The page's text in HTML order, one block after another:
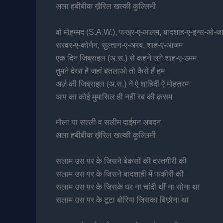
अला हबीबीक ख़ैरिल खल्की कुल्लिमी
वो मोहम्मद (S.A.W.), फख्र-ए-आलम, बादशाह-ए-इन्स-ओ-
सरवर-ए-कोनैन, सुल्तान-ए-अरब, शाह-ए-आजम
एक दिन जिब्राइल (अ.स.) से कहने लगे शाह-ए-उमम
तुमने देखा है जहां बतलाओ तो कैसे हैं हम
अर्ज़ की जिब्राइल (अ.स.) ने ऐ शाहिदी ऐ मोहतरम
आप का कोई मुमासिल ही नहीं रब की क़सम
मौला या सल्ली व सलीम दाईमन अबदन
अला हबीबीक ख़ैरिल खल्की कुल्लिमी
सलाम उस पर के जिसने बेकसों की दस्तगीरी की
सलाम उस पर के जिसने बादशाही में फकीरी की
सलाम उस पर के जिसके घर ना चांदी थीं ना सोना था
सलाम उस पर के टूटा बोरिया जिसका बिछोना था